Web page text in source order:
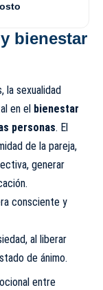
bienestar
la sexualidad
en el bienestar
personas. El
de la pareja,
generar
consciente y
al liberar
de ánimo.
entre